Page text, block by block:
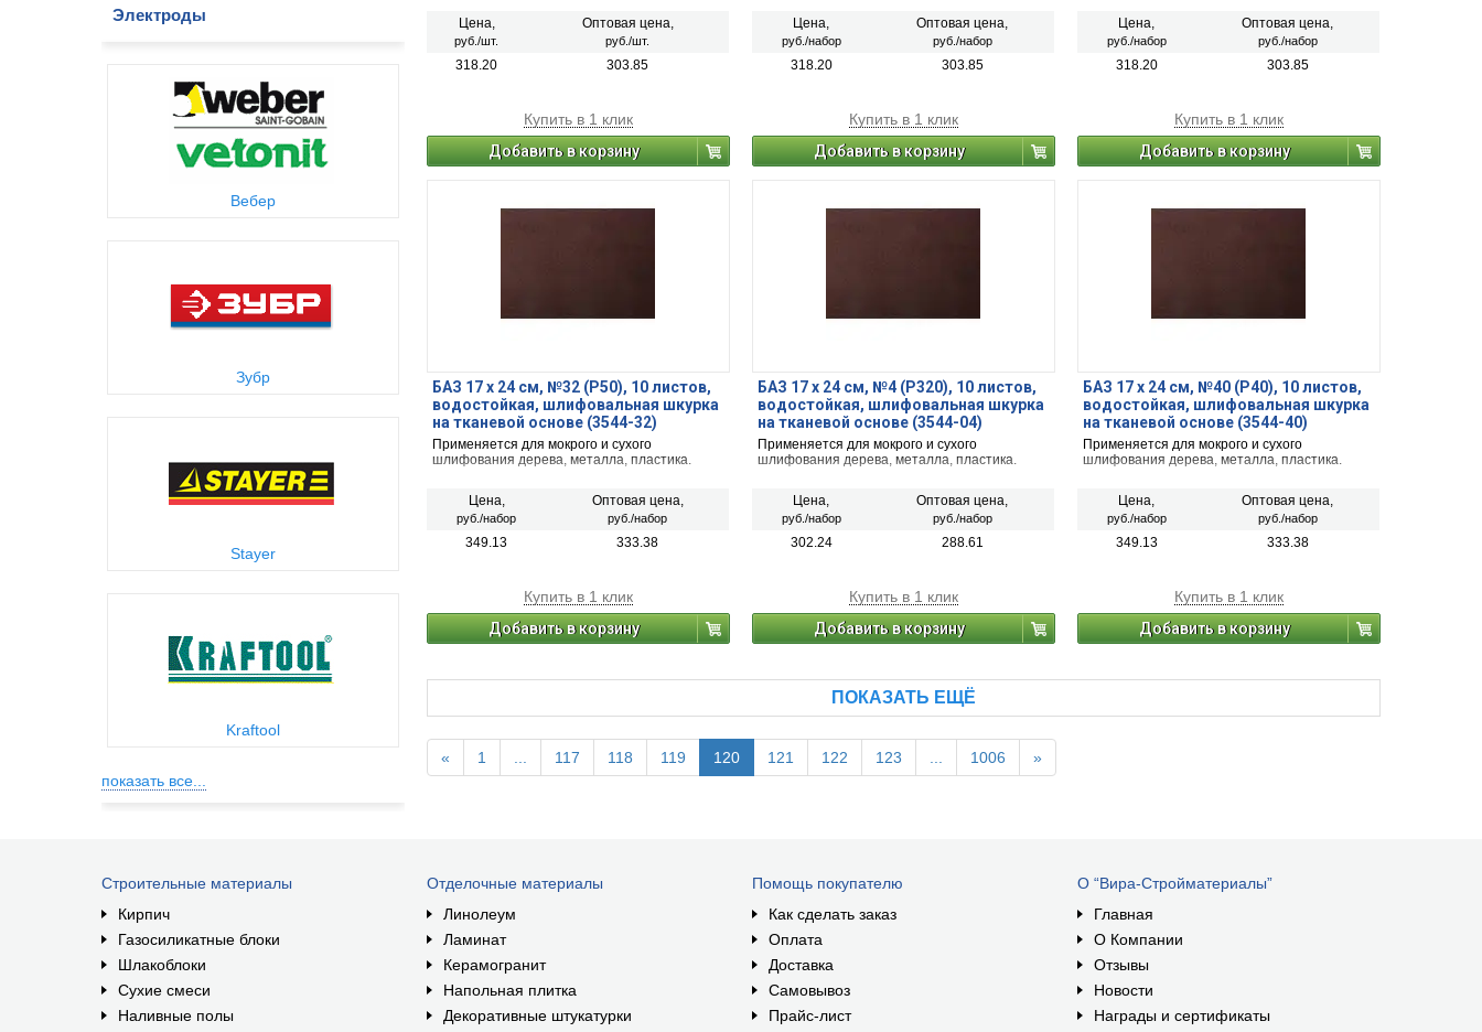
Электроды
Вебер
Зубр
Stayer
Kraftool
показать все...
Цена,
руб./шт.
Оптовая цена,
руб./шт.
318.20 303.85
Купить в 1 клик
Добавить в корзину
Цена,
руб./набор
Оптовая цена,
руб./набор
318.20 303.85
Купить в 1 клик
Добавить в корзину
Цена,
руб./набор
Оптовая цена,
руб./набор
318.20 303.85
Купить в 1 клик
Добавить в корзину
БАЗ 17 х 24 см, №32 (Р50), 10 листов,
водостойкая, шлифовальная шкурка
на тканевой основе (3544-32)
Применяется для мокрого и сухого
шлифования дерева, металла, пластика.
Цена,
руб./набор
Оптовая цена,
руб./набор
349.13 333.38
Купить в 1 клик
Добавить в корзину
БАЗ 17 х 24 см, №4 (Р320), 10 листов,
водостойкая, шлифовальная шкурка
на тканевой основе (3544-04)
Применяется для мокрого и сухого
шлифования дерева, металла, пластика.
Цена,
руб./набор
Оптовая цена,
руб./набор
302.24 288.61
Купить в 1 клик
Добавить в корзину
БАЗ 17 х 24 см, №40 (Р40), 10 листов,
водостойкая, шлифовальная шкурка
на тканевой основе (3544-40)
Применяется для мокрого и сухого
шлифования дерева, металла, пластика.
Цена,
руб./набор
Оптовая цена,
руб./набор
349.13 333.38
Купить в 1 клик
Добавить в корзину
ПОКАЗАТЬ ЕЩЁ
« 1 117 118 119 120 121 122 123 1006 »
Строительные материалы
Кирпич
Газосиликатные блоки
Шлакоблоки
Сухие смеси
Наливные полы
Отделочные материалы
Линолеум
Ламинат
Керамогранит
Напольная плитка
Декоративные штукатурки
Помощь покупателю
Как сделать заказ
Оплата
Доставка
Самовывоз
Прайс-лист
О “Вира-Стройматериалы”
Главная
О Компании
Отзывы
Новости
Награды и сертификаты